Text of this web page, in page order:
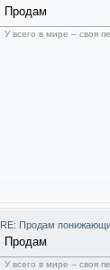
Продам
У всего в мире – своя
RE: Продам
Продам
У всего в мире – своя